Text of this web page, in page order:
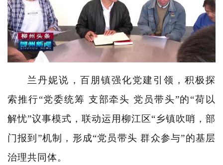
兰丹妮说，百朋镇强化党建引领，积极探
索推行“党委统筹 支部牵头 党员带头”的“荷以
解忧”议事模式，联动运用柳江区“乡镇吹哨，部
门报到”机制，形成“党员带头 群众参与”的基层
治理共同体。